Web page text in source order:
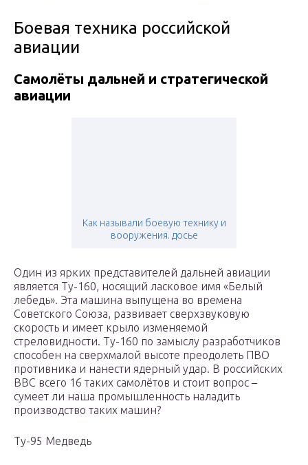
Боевая техника российской
авиации
Самолёты дальней и стратегической
авиации
Как называли боевую технику и
вооружения. досье
Один из ярких представителей дальней авиации
является Ту-160, носящий ласковое имя «Белый
лебедь». Эта машина выпущена во времена
Советского Союза, развивает сверхзвуковую
скорость и имеет крыло изменяемой
стреловидности. Ту-160 по замыслу разработчиков
способен на сверхмалой высоте преодолеть ПВО
противника и нанести ядерный удар. В российских
ВВС всего 16 таких самолётов и стоит вопрос –
сумеет ли наша промышленность наладить
производство таких машин?
Ту-95 Медведь